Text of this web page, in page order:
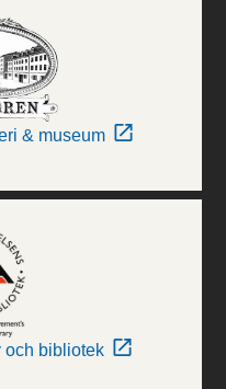
& museum
och bibliotek